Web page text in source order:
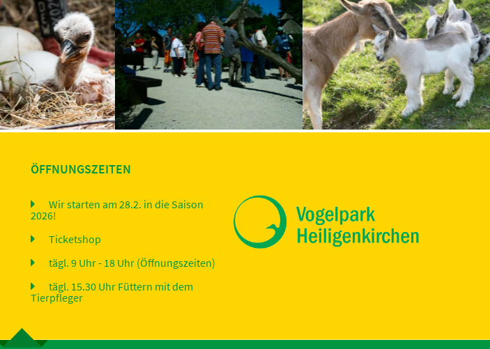
STORCHENKÜKEN
hat das erste Küken
durchbrochen und das
Licht d...
BLINDENFREUNDLICH
Der Lippische Blinden- und
Sehbehindertenverein e.V. hat nach
gründlicher Prüfun...
DREI AUF EINEN STREICH
Wir suchen Namen für die Drillinge!
ÖFFNUNGSZEITEN
Wir starten am 28.2. in die Saison
2026!
Ticketshop
tägl. 9 Uhr - 18 Uhr (Öffnungszeiten)
tägl. 15.30 Uhr Füttern mit dem
Tierpfleger